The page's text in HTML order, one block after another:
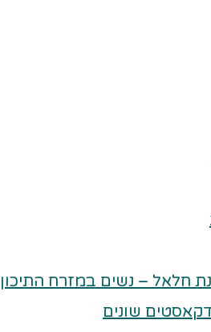
חלאל – נשים במזרח התיכון
שונים